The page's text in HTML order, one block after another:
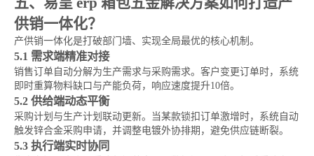
供销一体化？
产供销一体化是打破部门墙、实现全局最优的核心机制。
5.1 需求端精准对接
销售订单自动分解为生产需求与采购需求。客户变更订单时，系统
即时重算物料缺口与产能负荷，响应速度提升10倍。
5.2 供给端动态平衡
采购计划与生产计划联动更新。当某款锁扣订单激增时，系统自动
触发锌合金采购申请，并调整电镀外协排期，避免供应链断裂。
5.3 执行端实时协同